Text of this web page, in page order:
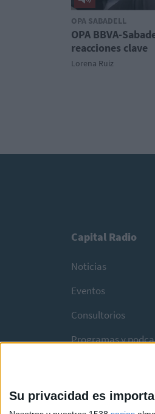
Su privacidad es
OPA SABADELL
OPA BBVA-
reacciones clave
Lorena Ruiz
Capital Radio
Noticias
Eventos
Consultorios
Programas y